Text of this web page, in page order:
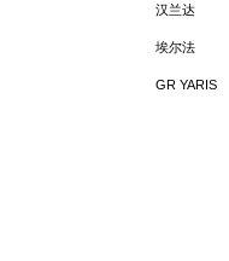
汉兰达
埃尔法
GR YARIS